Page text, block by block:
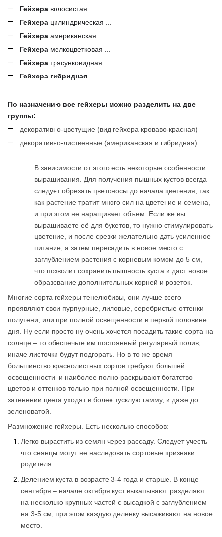
Гейхера волосистая
Гейхера цилиндрическая ...
Гейхера американская ...
Гейхера мелкоцветковая ...
Гейхера трясунковидная
Гейхера гибридная
По назначению все гейхеры можно разделить на две
группы:
декоративно-цветущие (вид гейхера кроваво-красная)
декоративно-лиственные (американская и гибридная).
В зависимости от этого есть некоторые особенности
выращивания. Для получения пышных кустов всегда
следует обрезать цветоносы до начала цветения, так
как растение тратит много сил на цветение и семена,
и при этом не наращивает объем. Если же вы
выращиваете её для букетов, то нужно стимулировать
цветение, и после срезки желательно дать усиленное
питание, а затем пересадить в новое место с
заглублением растения с корневым комом до 5 см,
что позволит сохранить пышность куста и даст новое
образование дополнительных корней и розеток.
Многие сорта гейхеры тенелюбивы, они лучше всего
проявляют свои пурпурные, лиловые, серебристые оттенки
полутени, или при полной освещенности в первой половине
дня. Ну если просто ну очень хочется посадить такие сорта на
солнце – то обеспечьте им постоянный регулярный полив,
иначе листочки будут подгорать. Но в то же время
большинство краснолистных сортов требуют большей
освещенности, и наиболее полно раскрывают богатство
цветов и оттенков только при полной освещенности. При
затенении цвета уходят в более тусклую гамму, и даже до
зеленоватой.
Размножение гейхеры. Есть несколько способов:
Легко вырастить из семян через рассаду. Следует учесть
что сеянцы могут не наследовать сортовые признаки
родителя.
Делением куста в возрасте 3-4 года и старше. В конце
сентября – начале октября куст выкапывают, разделяют
на несколько крупных частей с высадкой с заглублением
на 3-5 см, при этом каждую деленку высаживают на новое
место.